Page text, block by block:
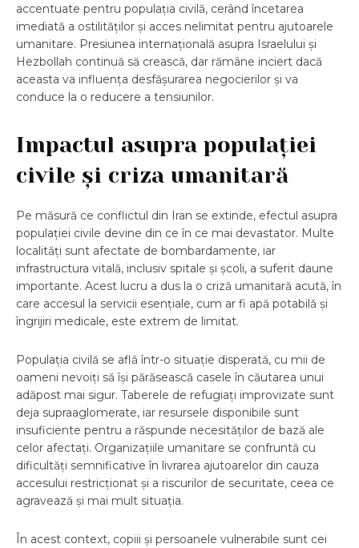
accentuate pentru populația civilă, cerând încetarea
imediată a ostilităților și acces nelimitat pentru ajutoarele
umanitare. Presiunea internațională asupra Israelului și
Hezbollah continuă să crească, dar rămâne inciert dacă
aceasta va influența desfășurarea negocierilor și va
conduce la o reducere a tensiunilor.
Impactul asupra populației
civile și criza umanitară
Pe măsură ce conflictul din Iran se extinde, efectul asupra
populației civile devine din ce în ce mai devastator. Multe
localități sunt afectate de bombardamente, iar
infrastructura vitală, inclusiv spitale și școli, a suferit daune
importante. Acest lucru a dus la o criză umanitară acută, în
care accesul la servicii esențiale, cum ar fi apă potabilă și
îngrijiri medicale, este extrem de limitat.
Populația civilă se află într-o situație disperată, cu mii de
oameni nevoiți să își părăsească casele în căutarea unui
adăpost mai sigur. Taberele de refugiați improvizate sunt
deja supraaglomerate, iar resursele disponibile sunt
insuficiente pentru a răspunde necesităților de bază ale
celor afectați. Organizațiile umanitare se confruntă cu
dificultăți semnificative în livrarea ajutoarelor din cauza
accesului restricționat și a riscurilor de securitate, ceea ce
agravează și mai mult situația.
În acest context, copiii și persoanele vulnerabile sunt cei